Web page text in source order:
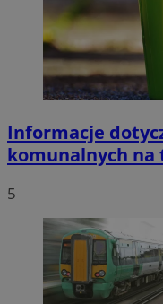
Informacje
komunalnych na
5